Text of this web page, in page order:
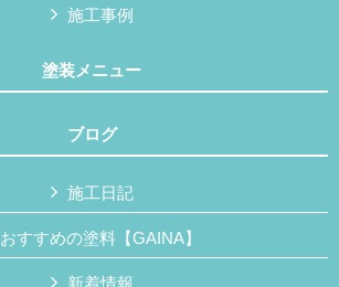
施工事例
塗装メニュー
ブログ
施工日記
おすすめの塗料【GAINA】
新着情報